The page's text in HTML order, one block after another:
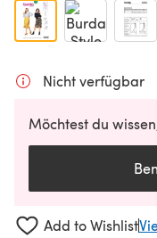
Nicht verfügbar
Möchtest du
Add to Wishlist